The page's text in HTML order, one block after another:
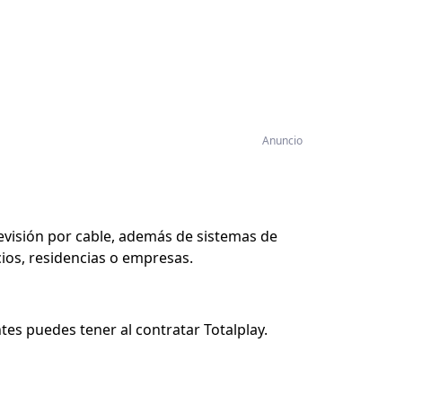
Anuncio
por cable, además de sistemas de
residencias o empresas.
puedes tener al contratar Totalplay.